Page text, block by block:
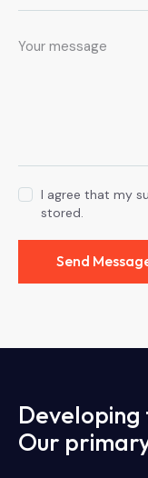
I agree that my
stored.
Send
Our